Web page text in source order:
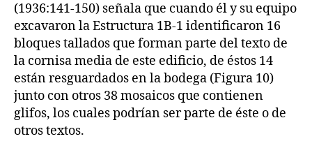
(1936:141-150) señala que cuando él y su equipo
excavaron la Estructura 1B-1 identificaron 16
bloques tallados que forman parte del texto de
la cornisa media de este edificio, de éstos 14
están resguardados en la bodega (Figura 10)
junto con otros 38 mosaicos que contienen
glifos, los cuales podrían ser parte de éste o de
otros textos.